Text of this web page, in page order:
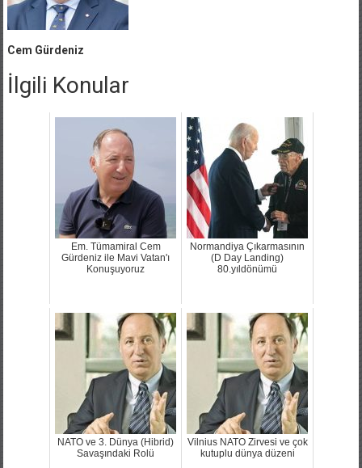
Cem Gürdeniz
İlgili Konular
Em. Tümamiral Cem
Gürdeniz ile Mavi Vatan'ı
Konuşuyoruz
Normandiya Çıkarmasının
(D Day Landing)
80.yıldönümü
NATO ve 3. Dünya (Hibrid)
Savaşındaki Rolü
Vilnius NATO Zirvesi ve çok
kutuplu dünya düzeni